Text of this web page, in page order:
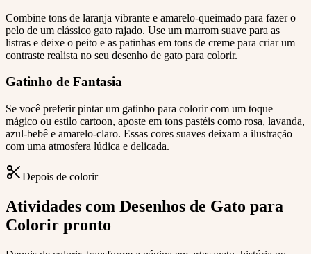
Combine tons de laranja vibrante e amarelo-queimado para fazer o
pelo de um clássico gato rajado. Use um marrom suave para as
listras e deixe o peito e as patinhas em tons de creme para criar um
contraste realista no seu desenho de gato para colorir.
Gatinho de Fantasia
Se você preferir pintar um gatinho para colorir com um toque
mágico ou estilo cartoon, aposte em tons pastéis como rosa, lavanda,
azul-bebê e amarelo-claro. Essas cores suaves deixam a ilustração
com uma atmosfera lúdica e delicada.
Depois de colorir
Atividades com Desenhos de Gato para
Colorir pronto